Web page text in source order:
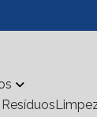
Resíduos